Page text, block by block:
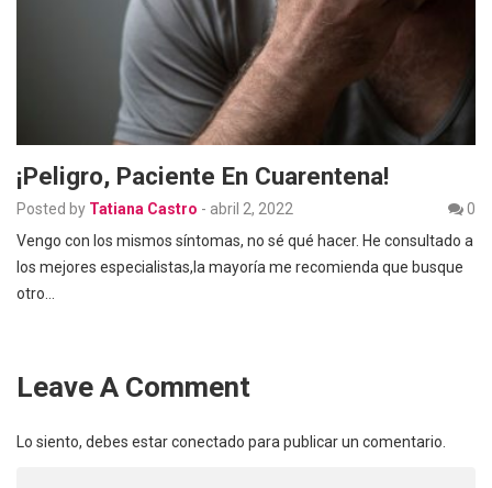
¡Peligro, Paciente En Cuarentena!
Posted by Tatiana Castro - abril 2, 2022
0
Vengo con los mismos síntomas, no sé qué hacer. He consultado a
los mejores especialistas,la mayoría me recomienda que busque
otro…
Leave A Comment
Lo siento, debes estarconectado para publicar un comentario.